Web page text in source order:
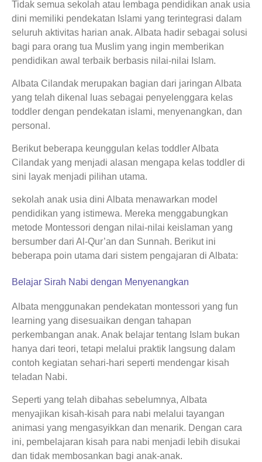
Tidak semua sekolah atau lembaga pendidikan anak usia
dini memiliki pendekatan Islami yang terintegrasi dalam
seluruh aktivitas harian anak. Albata hadir sebagai solusi
bagi para orang tua Muslim yang ingin memberikan
pendidikan awal terbaik berbasis nilai-nilai Islam.
Albata Cilandak merupakan bagian dari jaringan Albata
yang telah dikenal luas sebagai penyelenggara kelas
toddler dengan pendekatan islami, menyenangkan, dan
personal.
Berikut beberapa keunggulan kelas toddler Albata
Cilandak yang menjadi alasan mengapa kelas toddler di
sini layak menjadi pilihan utama.
sekolah anak usia dini Albata menawarkan model
pendidikan yang istimewa. Mereka menggabungkan
metode Montessori dengan nilai-nilai keislaman yang
bersumber dari Al-Qur’an dan Sunnah. Berikut ini
beberapa poin utama dari sistem pengajaran di Albata:
Belajar Sirah Nabi dengan Menyenangkan
Albata menggunakan pendekatan montessori yang fun
learning yang disesuaikan dengan tahapan
perkembangan anak. Anak belajar tentang Islam bukan
hanya dari teori, tetapi melalui praktik langsung dalam
contoh kegiatan sehari-hari seperti mendengar kisah
teladan Nabi.
Seperti yang telah dibahas sebelumnya, Albata
menyajikan kisah-kisah para nabi melalui tayangan
animasi yang mengasyikkan dan menarik. Dengan cara
ini, pembelajaran kisah para nabi menjadi lebih disukai
dan tidak membosankan bagi anak-anak.